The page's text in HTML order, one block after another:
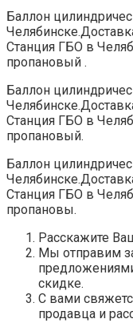
Баллон
Станция ГБО в
пропановый .
Баллон
Станция ГБО в
пропановый.
Баллон
Станция ГБО в
пропановы.
Расскажите
Мы отправим
скидке.
С вами
продавца и